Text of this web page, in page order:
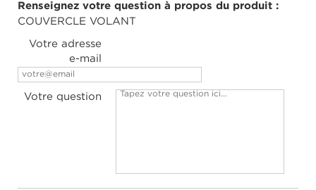
Renseignez votre question à propos du produit :
COUVERCLE VOLANT
Votre adresse
e-mail
Votre question